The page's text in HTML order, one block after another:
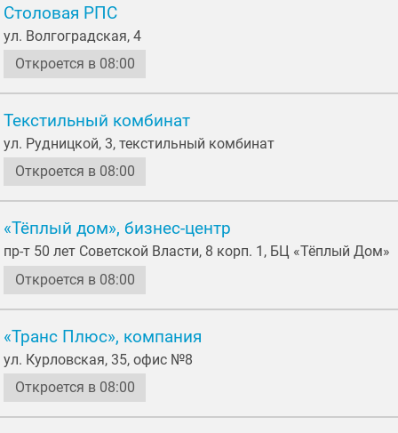
Столовая РПС
ул. Волгоградская, 4
Откроется в 08:00
Текстильный комбинат
ул. Рудницкой, 3, текстильный комбинат
Откроется в 08:00
«Тёплый дом», бизнес-центр
пр-т 50 лет Советской Власти, 8 корп. 1, БЦ «Тёплый Дом»
Откроется в 08:00
«Транс Плюс», компания
ул. Курловская, 35, офис №8
Откроется в 08:00